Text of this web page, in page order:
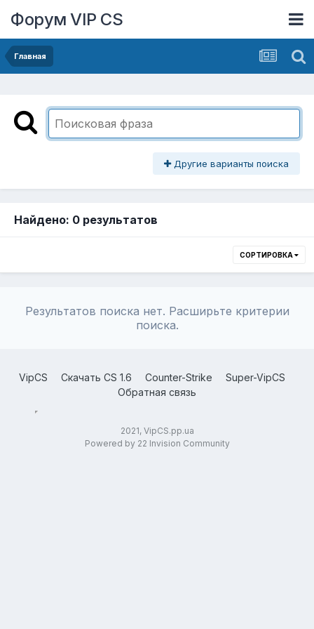
Форум VIP CS
Главная
Другие варианты поиска
Найдено: 0 результатов
СОРТИРОВКА
Результатов поиска нет. Расширьте критерии
поиска.
VipCS Скачать CS 1.6 Counter-Strike
Super-VipCS
Обратная связь
2021, VipCS.pp.ua
Powered by 22 Invision Community